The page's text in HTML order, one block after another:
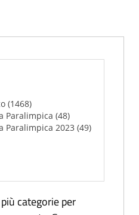
categorie per